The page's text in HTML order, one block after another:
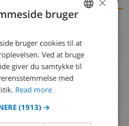
DUTCH
SPANISH
bruger
bruger cookies til at
Ved at bruge
giver du samtykke til
med
Read more
(1913) →